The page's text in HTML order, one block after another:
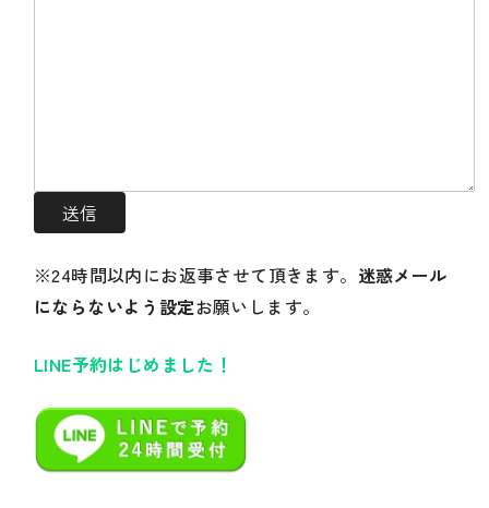
※24時間以内にお返事させて頂きます。 迷惑メール
にならないよう設定お願いします。
LINE予約はじめました！